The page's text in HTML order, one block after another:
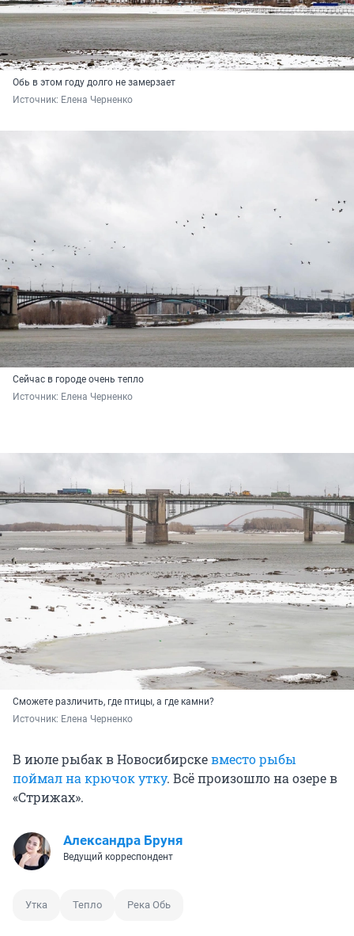
Обь в этом году долго не замерзает
Источник: Елена Черненко
Сейчас в городе очень тепло
Источник: Елена Черненко
Сможете различить, где птицы, а где камни?
Источник: Елена Черненко
В июле рыбак в Новосибирскевместо рыбы
поймал на крючок утку. Всё произошло на озере в
«Стрижах».
Александра Бруня
Ведущий корреспондент
Утка Тепло Река Обь